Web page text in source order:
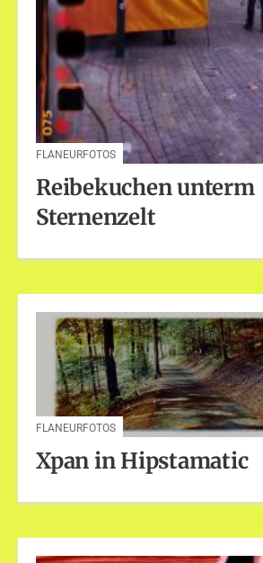
FLANEURFOTOS
Reibekuchen unterm
Sternenzelt
FLANEURFOTOS
Xpan in Hipstamatic